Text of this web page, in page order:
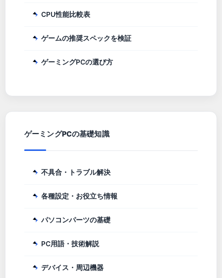
CPU性能比較表
ゲームの推奨スペックを検証
ゲーミングPCの選び方
ゲーミングPCの基礎知識
不具合・トラブル解決
各種設定・お役立ち情報
パソコンパーツの基礎
PC用語・技術解説
デバイス・周辺機器